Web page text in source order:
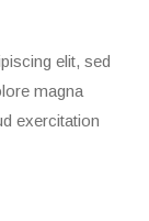
elit, sed
magna
exercitation